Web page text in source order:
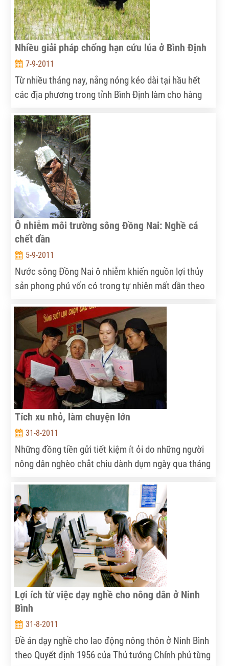
Nhiều giải pháp chống hạn cứu lúa ở Bình Định
7-9-2011
Từ nhiều tháng nay, nắng nóng kéo dài tại hầu hết
các địa phương trong tỉnh Bình Định làm cho hàng
trọng, hàng ngàn hộ dân thiếu nước sinh hoạt.
Trước tình hình này, UBND tỉnh đã chỉ đạo ngành
nông nghiệp phối hợp với các địa phương triển khai
quyết liệt các biện pháp chống hạn…
Ô nhiễm môi trường sông Đồng Nai: Nghề cá
chết dần
5-9-2011
Nước sông Đồng Nai ô nhiễm khiến nguồn lợi thủy
sản phong phú vốn có trong tự nhiên mất dần theo
cũng điêu đứng vì nạn cá chết hàng loạt liên tục tái
diễn.
Tích xu nhỏ, làm chuyện lớn
31-8-2011
Những đồng tiền gửi tiết kiệm ít ỏi do những người
nông dân nghèo chắt chiu dành dụm ngày qua tháng
trình thay đổi nhận thức của người dân, từ một sự
để dành “có phong trào” đến chuyện nỗ lực tích
cóp…
Lợi ích từ việc dạy nghề cho nông dân ở Ninh
Bình
31-8-2011
Đề án dạy nghề cho lao động nông thôn ở Ninh Bình
theo Quyết định 1956 của Thủ tướng Chính phủ từng